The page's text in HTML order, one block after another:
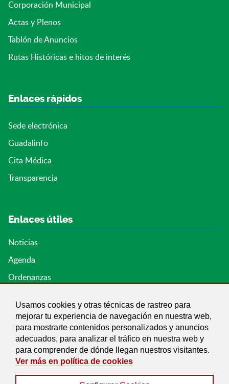
Usamos cookies y otras técnicas de rastreo para
mejorar tu experiencia de navegación en nuestra web,
para mostrarte contenidos personalizados y anuncios
adecuados, para analizar el tráfico en nuestra web y
para comprender de dónde llegan nuestros visitantes.
Ver más en política de cookies
Corporación Municipal
Actas y Plenos
Tablón de Anuncios
Rutas Históricas e hitos de interés
Enlaces rápidos
Sede electrónica
Guadalinfo
Cita Médica
Transparencia
Enlaces útiles
Noticias
Agenda
Ordenanzas